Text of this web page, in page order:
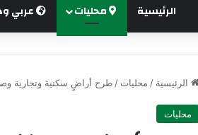
الرئيسية محليات عربي
الرئيسية / محليات / طرح أراضٍ سكنية وتجارية
محليات